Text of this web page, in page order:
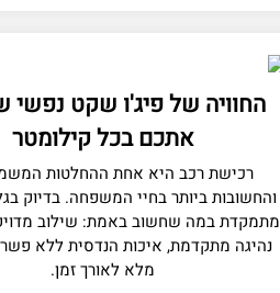
החוויה של פיג'ו שקט נפשי
אתכם בכל קילומטר
רכישת רכב היא אחת ההחלטות
והחשובות ביותר בחיי המשפחה. בדיוק
מתמקדת במה שחשוב באמת: שילוב מדויק
נהיגה מתקדמת, איכות הנדסית ללא
מלא לאורך זמן.